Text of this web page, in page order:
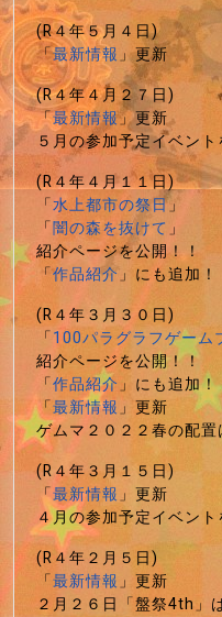
(R４年５月４日)
「最新情報」更新
(R４年４月２７日)
「最新情報」更新
５月の参加予定イベント
(R４年４月１１日)
「水上都市の祭日」
「闇の森を抜けて」
紹介ページを公開！！
「作品紹介」にも追加！
(R４年３月３０日)
「100パラグラフゲーム
紹介ページを公開！！
「作品紹介」にも追加！
「最新情報」更新
ゲムマ２０２２春の配置
(R４年３月１５日)
「最新情報」更新
４月の参加予定イベント
(R４年２月５日)
「最新情報」更新
２月２６日「盤祭4th」